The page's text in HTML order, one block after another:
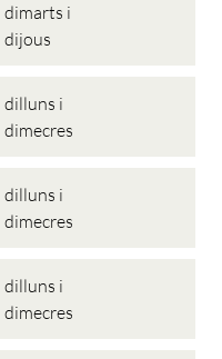
dimarts i
dijous
dilluns i
dimecres
dilluns i
dimecres
dilluns i
dimecres